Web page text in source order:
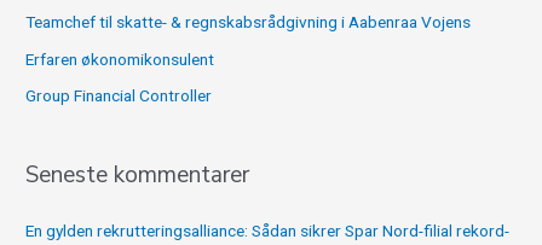
Teamchef til skatte- & regnskabsrådgivning i Aabenraa Vojens
Erfaren økonomikonsulent
Group Financial Controller
Seneste kommentarer
En gylden rekrutteringsalliance: Sådan sikrer Spar Nord-filial rekord-